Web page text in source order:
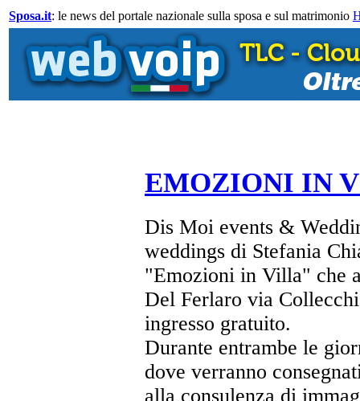
Sposa.it: le news del portale nazionale sulla sposa e sul matrimonio
EMOZIONI IN
Dis Moi events &
weddings di Stefania
"Emozioni in Villa" che
Del Ferlaro via
ingresso gratuito.
Durante entrambe le
dove verranno
alla consulenza di